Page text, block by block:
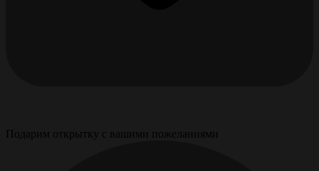
Подарим открытку с вашими пожеланиями